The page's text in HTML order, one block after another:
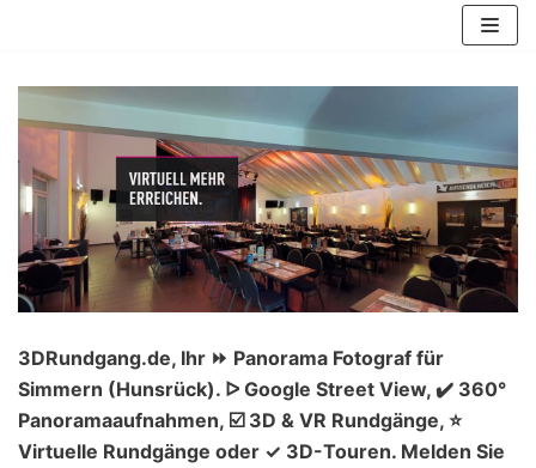
Inhalt
springen
3DRundgang.de, Ihr ⏩ Panorama Fotograf für
Simmern (Hunsrück). ᐅ Google Street View, ✔️ 360°
Panoramaaufnahmen, ☑️ 3D & VR Rundgänge, ⭐
Virtuelle Rundgänge oder ✓ 3D-Touren. Melden Sie